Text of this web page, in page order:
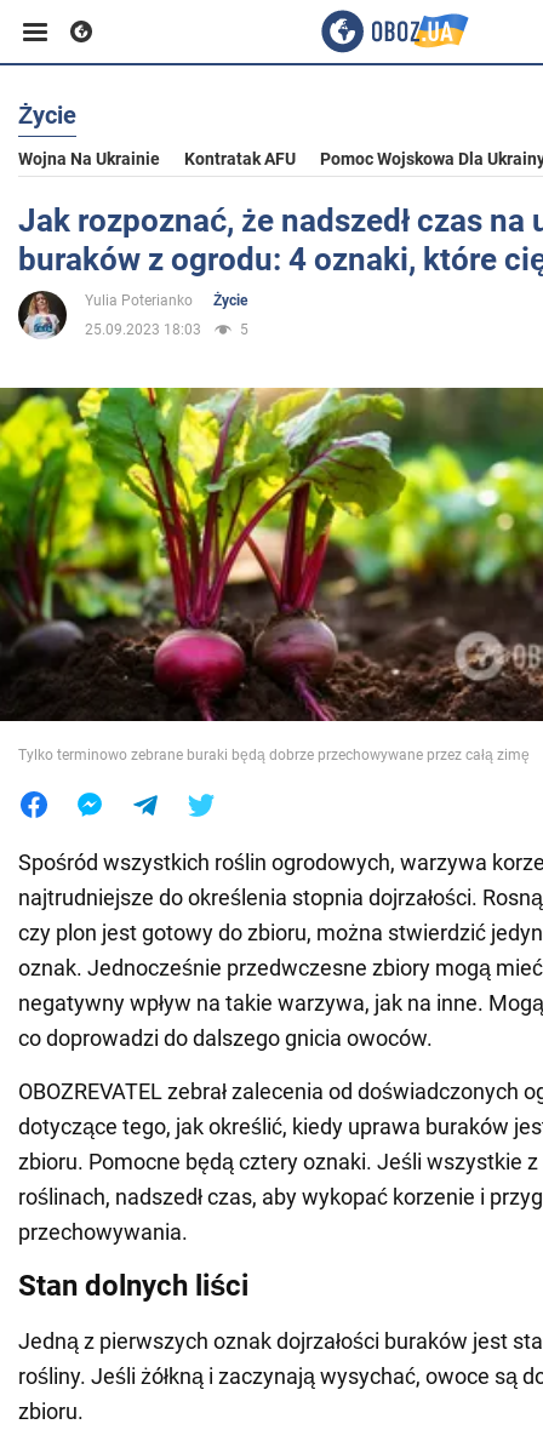
Biznes
Sport
Rozrywka
Polityka
Społeczeństwo
Wojna na Ukrainie
Świat
Jedzenie
Życie
Wojna Na Ukrainie Kontratak AFU Pomoc Wojskowa Dla
Jak rozpoznać, że nadszedł czas na
buraków z ogrodu: 4 oznaki, które
Yulia Poterianko
Życie
25.09.2023 18:03
5
Tylko terminowo zebrane buraki będą dobrze przechowywane przez całą zimę
Spośród wszystkich roślin ogrodowych, warzywa
najtrudniejsze do określenia stopnia dojrzałości.
czy plon jest gotowy do zbioru, można stwierdzić
oznak. Jednocześnie przedwczesne zbiory mogą
negatywny wpływ na takie warzywa, jak na inne.
co doprowadzi do dalszego gnicia owoców.
OBOZREVATEL zebrał zalecenia od doświadczonych
dotyczące tego, jak określić, kiedy uprawa buraków
zbioru. Pomocne będą cztery oznaki. Jeśli wszystkie
roślinach, nadszedł czas, aby wykopać korzenie i
przechowywania.
Stan dolnych liści
Jedną z pierwszych oznak dojrzałości buraków jest
rośliny. Jeśli żółkną i zaczynają wysychać, owoce są
zbioru.